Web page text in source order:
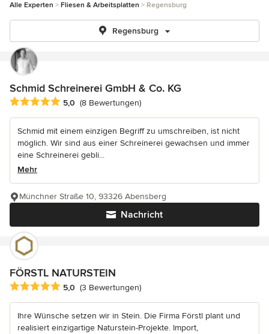
Alle Experten Fliesen & Arbeitsplatten Regensburg
Regensburg
Schmid Schreinerei GmbH & Co. KG
Durchschnittliche Bewertung: 5 von 5 Sternen
5,0 (8 Bewertungen)
Schmid mit einem einzigen Begriff zu umschreiben, ist nicht
möglich. Wir sind aus einer Schreinerei gewachsen und immer
eine Schreinerei gebli...
Mehr
Nachricht
Münchner Straße 10, 93326 Abensberg
FÖRSTL NATURSTEIN
Durchschnittliche Bewertung: 5 von 5 Sternen
5,0 (3 Bewertungen)
Ihre Wünsche setzen wir in Stein. Die Firma Förstl plant und
realisiert einzigartige Naturstein-Projekte. Import,